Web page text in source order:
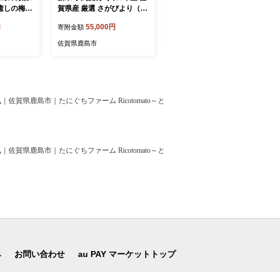
しの梅酒
マスタ
ル受
賀県産 厳選 さがびより（無
寄附金額 55,000円
佐賀県鹿島市
佐賀県鹿島市｜たにぐちファーム Ricotomato～と
佐賀県鹿島市｜たにぐちファーム Ricotomato～と
お問い合わせ au PAY マーケットトップ